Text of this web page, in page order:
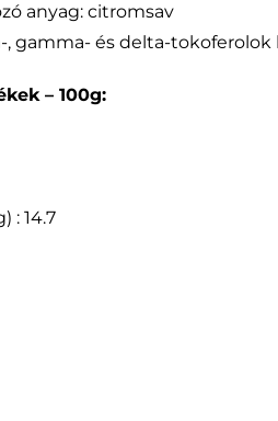
anyag: citromsav
, gamma- és delta-tokoferolok
– 100g:
: 14.7